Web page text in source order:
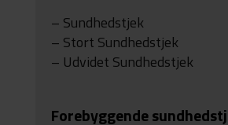
– Sundhedstjek
– Stort Sundhedstjek
– Udvidet Sundhedstjek
Forebyggende